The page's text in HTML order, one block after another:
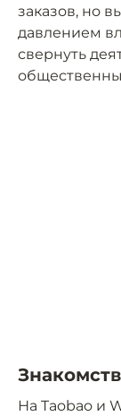
заказов, но
давлением
свернуть
На Taobao и